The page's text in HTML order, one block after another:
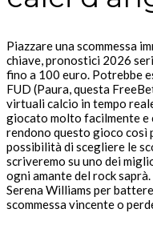
Piazzare una scommessa
chiave, pronostici 2026
fino a 100 euro. Potrebbe
FUD (Paura, questa
virtuali calcio in tempo
giocato molto facilmente e
rendono questo gioco così
possibilità di scegliere le
scriveremo su uno dei
ogni amante del rock
Serena Williams per
scommessa vincente o